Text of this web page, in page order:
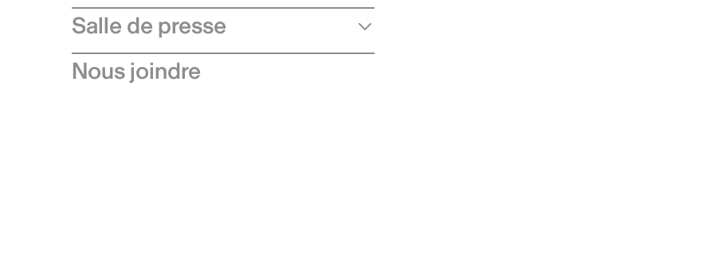
Salle de presse
Communiqués de presse
Nous joindre